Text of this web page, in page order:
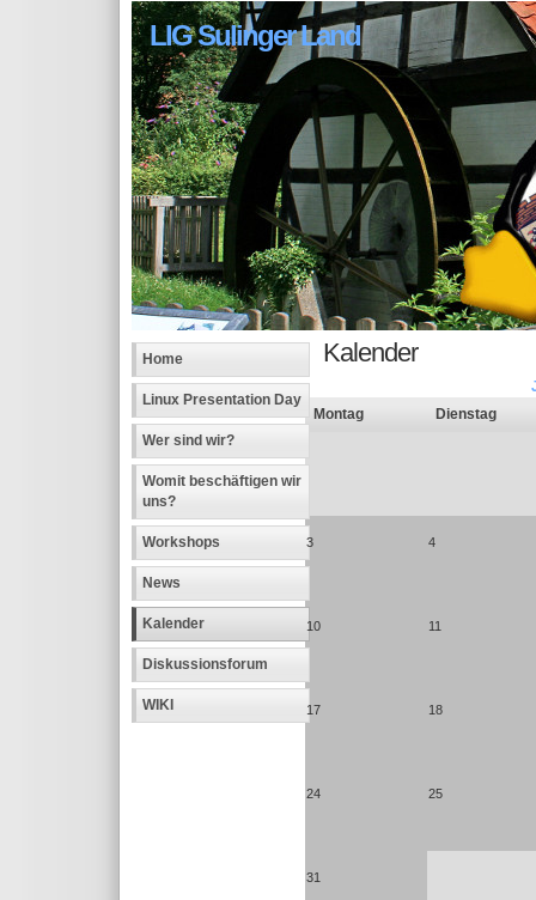
LIG Sulinger Land
Home
Linux Presentation Day
Wer sind wir?
Womit beschäftigen wir
uns?
Workshops
News
Kalender
Diskussionsforum
WIKI
Kalender
Montag
Dienstag
3 4
10 11
17 18
24 25
31